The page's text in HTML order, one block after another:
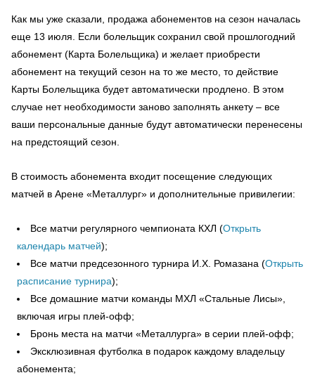
Как мы уже сказали, продажа абонементов на сезон началась
еще 13 июля. Если болельщик сохранил свой прошлогодний
абонемент (Карта Болельщика) и желает приобрести
абонемент на текущий сезон на то же место, то действие
Карты Болельщика будет автоматически продлено. В этом
случае нет необходимости заново заполнять анкету – все
ваши персональные данные будут автоматически перенесены
на предстоящий сезон.
В стоимость абонемента входит посещение следующих
матчей в Арене «Металлург» и дополнительные привилегии:
Все матчи регулярного чемпионата КХЛ (Открыть
календарь матчей);
Все матчи предсезонного турнира И.Х. Ромазана (Открыть
расписание турнира);
Все домашние матчи команды МХЛ «Стальные Лисы»,
включая игры плей-офф;
Бронь места на матчи «Металлурга» в серии плей-офф;
Эксклюзивная футболка в подарок каждому владельцу
абонемента;